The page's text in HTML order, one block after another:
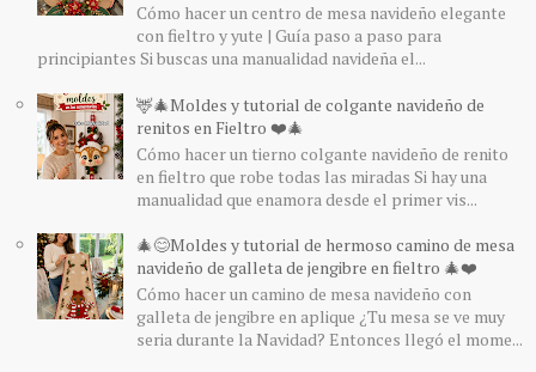
Cómo hacer un centro de mesa navideño elegante
con fieltro y yute | Guía paso a paso para
principiantes Si buscas una manualidad navideña el...
🦌🎄Moldes y tutorial de colgante navideño de
renitos en Fieltro ❤️🎄
Cómo hacer un tierno colgante navideño de renito
en fieltro que robe todas las miradas Si hay una
manualidad que enamora desde el primer vis...
🎄😊Moldes y tutorial de hermoso camino de mesa
navideño de galleta de jengibre en fieltro 🎄❤️
Cómo hacer un camino de mesa navideño con
galleta de jengibre en aplique ¿Tu mesa se ve muy
seria durante la Navidad? Entonces llegó el mome...